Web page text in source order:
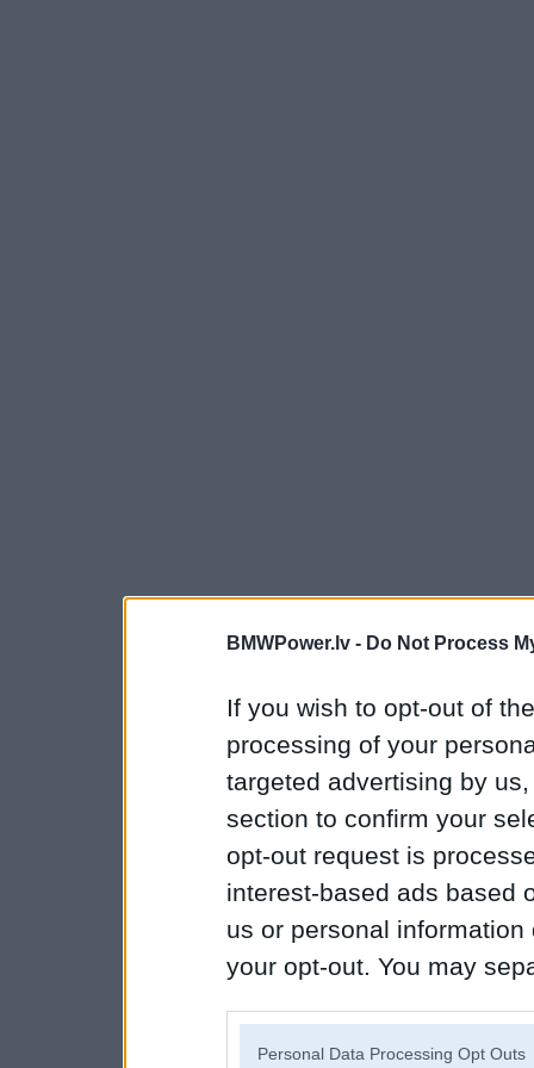
BMWPower.lv - Do Not Process
If you wish to opt-out of
processing of your
targeted advertising by
section to confirm your
opt-out request is
interest-based ads based
us or personal
your opt-out. You may
Personal Data Processing Opt Outs